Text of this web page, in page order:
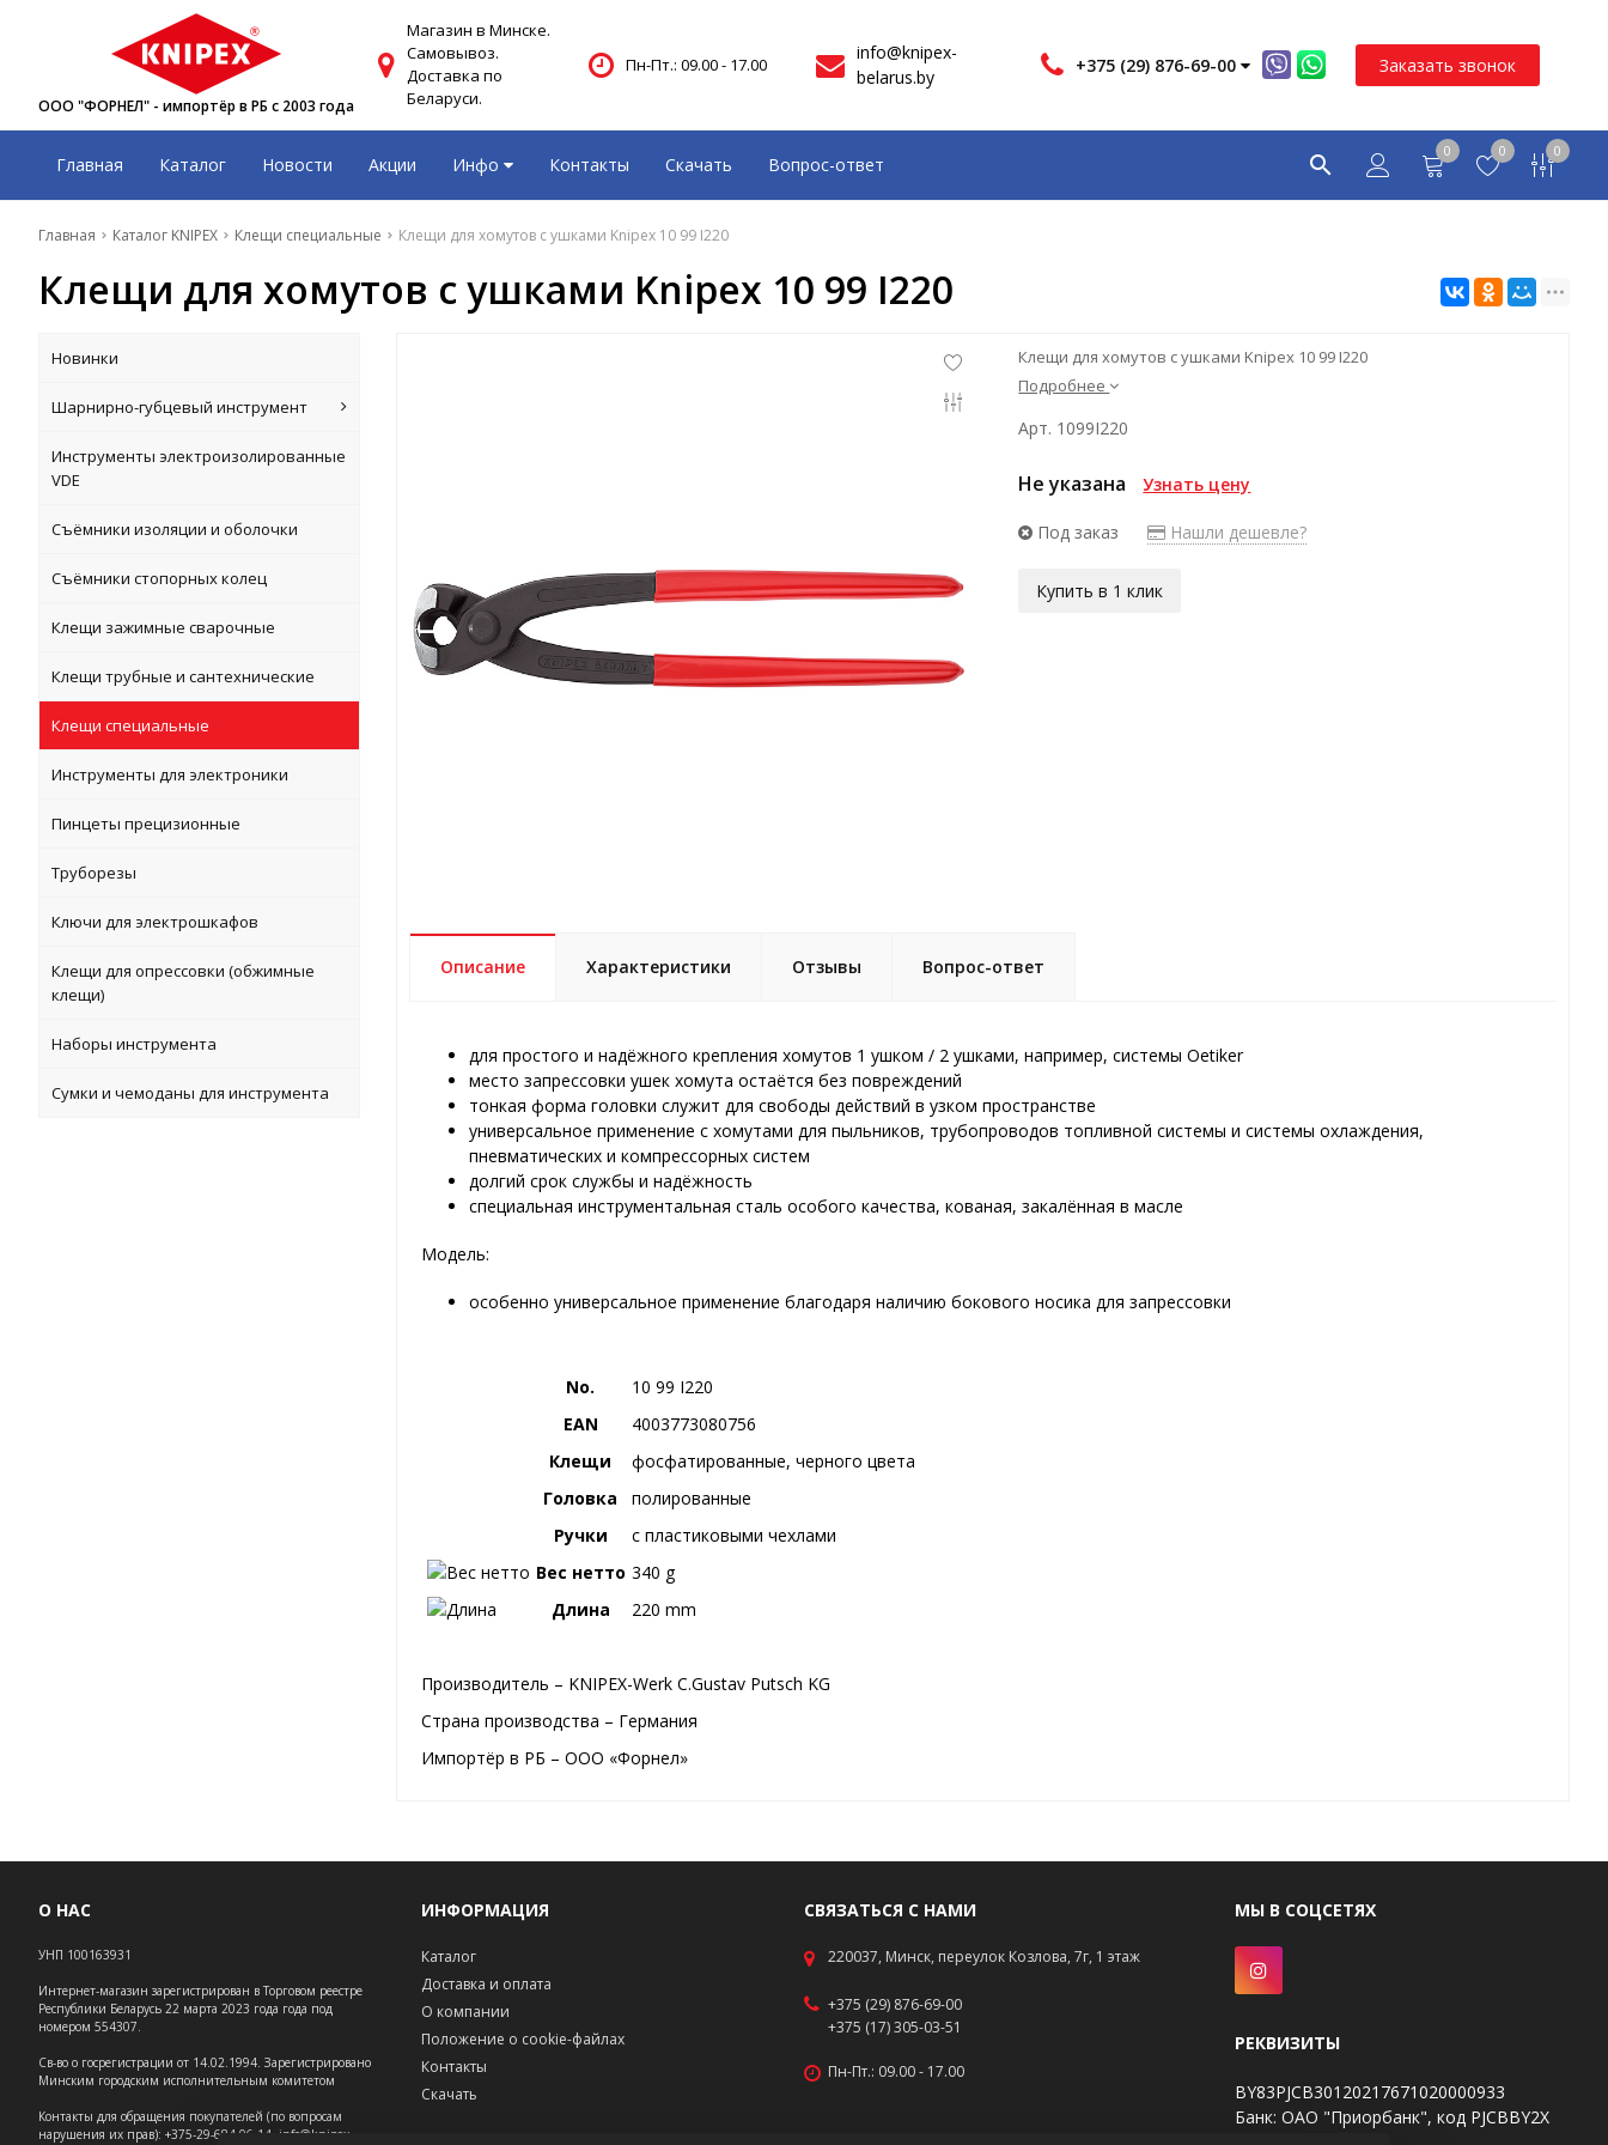
ООО "ФОРНЕЛ" - импортёр в РБ с 2003 года
Магазин в Минске.
Самовывоз.
Доставка по
Беларуси.
Пн-Пт.: 09.00 - 17.00
info@knipex-
belarus.by
+375 (29) 876-69-00 Заказать звонок
Главная Каталог Новости Акции Инфо Контакты Скачать Вопрос-ответ
0 0 0
Главная Каталог KNIPEX Клещи специальные Клещи для хомутов с ушками Knipex 10 99 I220
Клещи для хомутов с ушками Knipex 10 99 I220
Новинки
Шарнирно-губцевый инструмент
Инструменты электроизолированные
VDE
Съёмники изоляции и оболочки
Съёмники стопорных колец
Клещи зажимные сварочные
Клещи трубные и сантехнические
Клещи специальные
Инструменты для электроники
Пинцеты прецизионные
Труборезы
Ключи для электрошкафов
Клещи для опрессовки (обжимные
клещи)
Наборы инструмента
Сумки и чемоданы для инструмента
Клещи для хомутов с ушками Knipex 10 99 I220
Подробнее
Арт. 1099I220
Не указана Узнать цену
Под заказ Нашли дешевле?
Купить в 1 клик
Описание Характеристики Отзывы Вопрос-ответ
для простого и надёжного крепления хомутов 1 ушком / 2 ушками, например, системы Oetiker
место запрессовки ушек хомута остаётся без повреждений
тонкая форма головки служит для свободы действий в узком пространстве
универсальное применение с хомутами для пыльников, трубопроводов топливной системы и системы охлаждения,
пневматических и компрессорных систем
долгий срок службы и надёжность
специальная инструментальная сталь особого качества, кованая, закалённая в масле
Модель:
особенно универсальное применение благодаря наличию бокового носика для запрессовки
No.
10 99 I220
EAN
4003773080756
Клещи
фосфатированные, черного цвета
Головка
полированные
Ручки
с пластиковыми чехлами
Вес нетто 340 g
Длина
220 mm
Производитель – KNIPEX-Werk C.Gustav Putsch KG
Страна производства – Германия
Импортёр в РБ – ООО «Форнел»
О НАС
УНП 100163931
Интернет-магазин зарегистрирован в Торговом реестре
Республики Беларусь 22 марта 2023 года года под
номером 554307.
Св-во о госрегистрации от 14.02.1994. Зарегистрировано
Минским городским исполнительным комитетом
Контакты для обращения покупателей (по вопросам
нарушения их прав): +375-29-684-06-14, info@knipex-
ИНФОРМАЦИЯ
Каталог
Доставка и оплата
О компании
Положение о cookie-файлах
Контакты
Скачать
СВЯЗАТЬСЯ С НАМИ
220037, Минск, переулок Козлова, 7г, 1 этаж
+375 (29) 876-69-00
+375 (17) 305-03-51
Пн-Пт.: 09.00 - 17.00
МЫ В СОЦСЕТЯХ
РЕКВИЗИТЫ
BY83PJCB30120217671020000933
Банк: ОАО "Приорбанк", код PJCBBY2X